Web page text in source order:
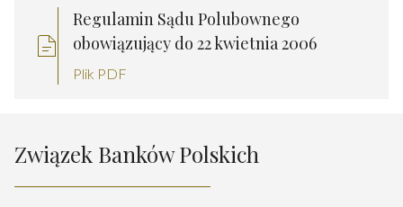
Regulamin Sądu Polubownego
obowiązujący do 22 kwietnia 2006
Plik PDF
Związek Banków Polskich